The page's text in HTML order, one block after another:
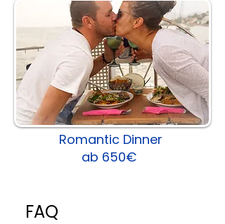
Romantic Dinner
ab 650€
FAQ